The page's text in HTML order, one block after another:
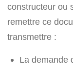
constructeur ou
remettre ce
transmettre :
La demande